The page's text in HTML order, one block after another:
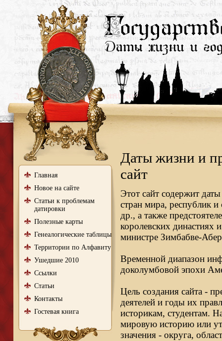
Главная
Новое на сайте
Статьи к проблемам
датировки
Полезные карты
Генеалогические таблицы
Территории по Алфавиту
Ушедшие 2010
Ссылки
Статьи
Контакты
Гостевая книга
Даты жизни и
сайт
Этот сайт содержит
стран мира, республик и
др., а также
королевских династиях
министре Зимбабве-
Временной диапазон
доколумбовой эпохи
Цель создания сайта -
деятелей и годы их
историкам, студентам.
мировую историю или
значения - округа,